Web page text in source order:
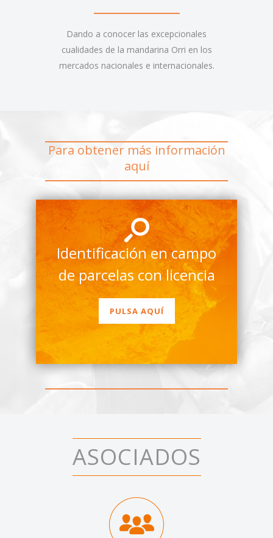
Dando a conocer las excepcionales
cualidades de la mandarina Orri en los
mercados nacionales e internacionales.
Para obtener más información
aquí
Identificación en campo
de parcelas con licencia
PULSA AQUÍ
ASOCIADOS